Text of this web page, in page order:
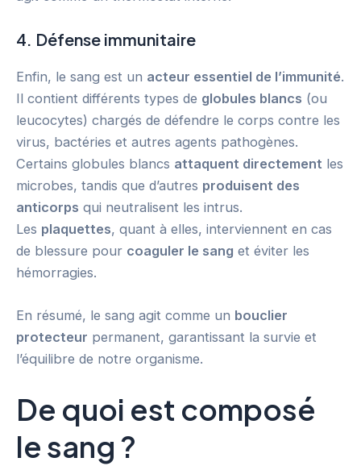
4. Défense immunitaire
Enfin, le sang est un acteur essentiel de l’immunité.
Il contient différents types de globules blancs (ou
leucocytes) chargés de défendre le corps contre les
virus, bactéries et autres agents pathogènes.
Certains globules blancs attaquent directement les
microbes, tandis que d’autres produisent des
anticorps qui neutralisent les intrus.
Les plaquettes, quant à elles, interviennent en cas
de blessure pour coaguler le sang et éviter les
hémorragies.
En résumé, le sang agit comme un bouclier
protecteur permanent, garantissant la survie et
l’équilibre de notre organisme.
De quoi est composé
le sang ?